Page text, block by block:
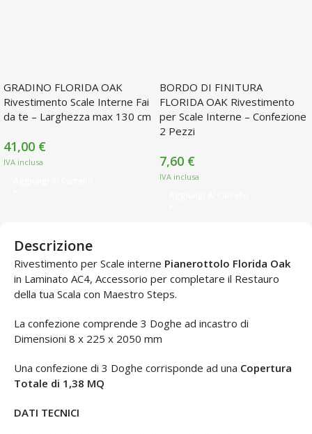
GRADINO FLORIDA OAK
Rivestimento Scale Interne Fai
da te – Larghezza max 130 cm
41,00 €
BORDO DI FINITURA
FLORIDA OAK Rivestimento
per Scale Interne – Confezione
2 Pezzi
7,60 €
Descrizione
Rivestimento per Scale interne Pianerottolo Florida Oak
in Laminato AC4, Accessorio per completare il Restauro
della tua Scala con Maestro Steps.
La confezione comprende 3 Doghe ad incastro di
Dimensioni 8 x 225 x 2050 mm
Una confezione di 3 Doghe corrisponde ad una Copertura
Totale di 1,38 MQ
DATI TECNICI